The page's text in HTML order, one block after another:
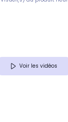
Voir les vidéos